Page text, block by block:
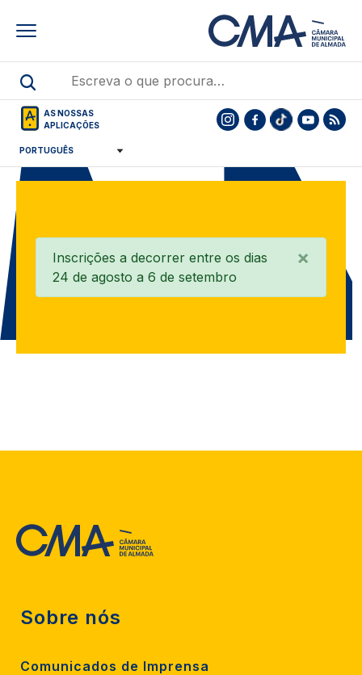
AS NOSSAS
APLICAÇÕES
×
Inscrições a decorrer entre os dias
24 de agosto a 6 de setembro
Sobre nós
Comunicados de Imprensa